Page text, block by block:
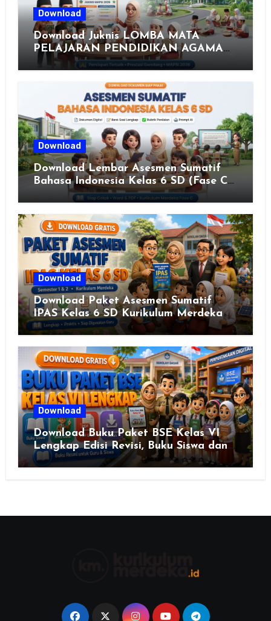
Download
Download Juknis LOMBA MATA
PELAJARAN PENDIDIKAN AGAMA
ISLAM DAN SENI ISLAMI (MAPSI)
SEKOLAH DASAR XXVII PROVINSI
JAWA TENGAH TAHUN 2026
Download
Download Lembar Asesmen Sumatif
Bahasa Indonesia Kelas 6 SD (Fase C)
– Bank Soal & Rubrik Penilaian
Download
Download Paket Asesmen Sumatif
IPAS Kelas 6 SD Kurikulum Merdeka
Lengkap Semester 1 & 2
Download
Download Buku Paket BSE Kelas VI
Lengkap Edisi Revisi, Buku Siswa dan
Buku Guru Semua Mata Pelajaran